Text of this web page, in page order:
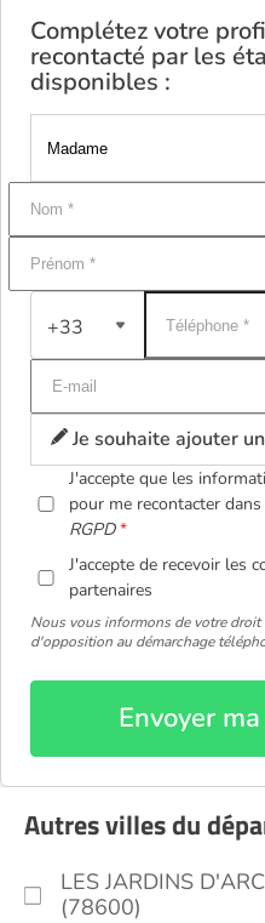
Complétez votre
recontacté par les
disponibles :
+33
Je souhaite ajouter
J'accepte que les
pour me recontacter
RGPD
J'accepte de recevoir les
partenaires
Nous vous informons de votre
d'opposition au démarchage
Envoyer
Autres villes du
LES JARDINS
(78600)